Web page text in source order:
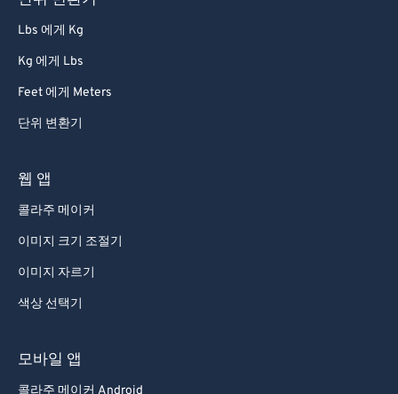
Lbs 에게 Kg
Kg 에게 Lbs
Feet 에게 Meters
단위 변환기
웹 앱
콜라주 메이커
이미지 크기 조절기
이미지 자르기
색상 선택기
모바일 앱
콜라주 메이커 Android